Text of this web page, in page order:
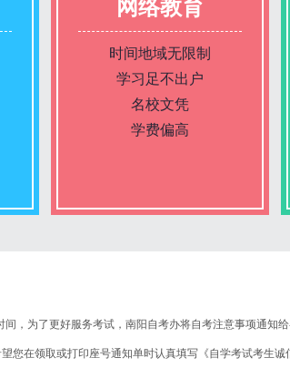
网络教育
时间地域无限制
学习足不出户
名校文凭
学费偏高
入学考试
为了更好服务考试，南阳自考办将自考注意事项通知给
在领取或打印座号通知单时认真填写《自学考试考生